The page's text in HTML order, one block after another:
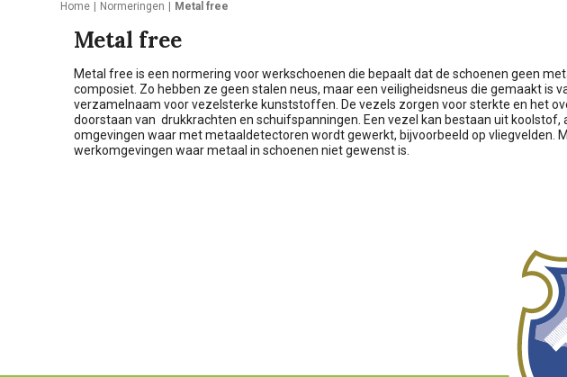
Home Normeringen Metal free
Metal free
Metal free is een normering voor werkschoenen die bepaalt dat de schoenen geen
composiet. Zo hebben ze geen stalen neus, maar een veiligheidsneus die gemaakt
verzamelnaam voor vezelsterke kunststoffen. De vezels zorgen voor sterkte en het
doorstaan van drukkrachten en schuifspanningen. Een vezel kan bestaan uit
omgevingen waar met metaaldetectoren wordt gewerkt, bijvoorbeeld op vliegvelden.
werkomgevingen waar metaal in schoenen niet gewenst is.